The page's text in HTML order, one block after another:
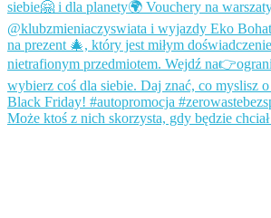
Może ktoś z nich skorzysta, gdy będzie